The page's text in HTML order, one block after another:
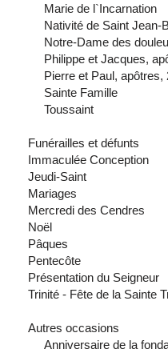
Marie de l`Incarnation
Nativité de Saint Jean-
Notre-Dame des
Philippe et Jacques,
Pierre et Paul, apôtres,
Sainte Famille
Toussaint
Funérailles et défunts
Immaculée Conception
Jeudi-Saint
Mariages
Mercredi des Cendres
Noël
Pâques
Pentecôte
Présentation du Seigneur
Trinité - Fête de la Sainte
Autres occasions
Anniversaire de la